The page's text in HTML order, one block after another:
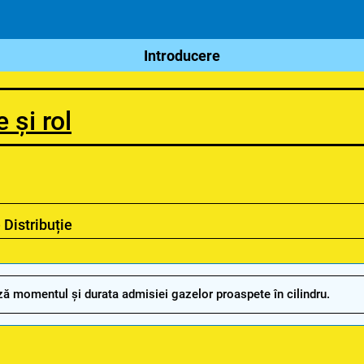
Introducere
și rol
Distribuție
momentul și durata admisiei gazelor proaspete în cilindru.